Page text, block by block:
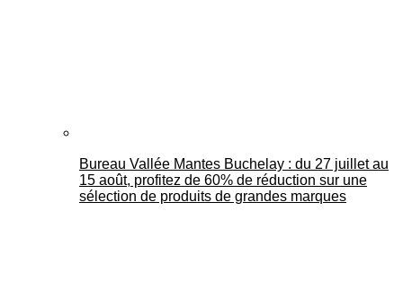
Bureau Vallée Mantes Buchelay : du 27 juillet au
15 août, profitez de 60% de réduction sur une
sélection de produits de grandes marques